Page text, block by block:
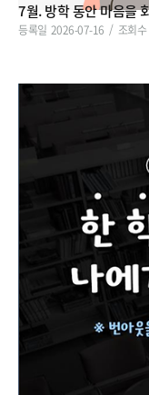
7월. 방학 동안 마음을
등록일 2026-07-16 조회수